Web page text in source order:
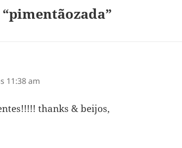
11:38 am
thanks & beijos,